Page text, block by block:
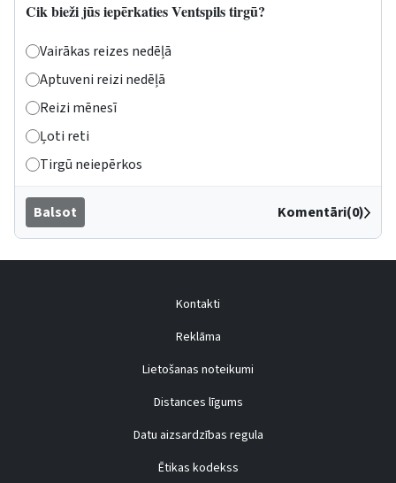
Cik bieži jūs iepērkaties Ventspils tirgū?
Vairākas reizes nedēļā
Aptuveni reizi nedēļā
Reizi mēnesī
Ļoti reti
Tirgū neiepērkos
Balsot Komentāri(0)
Kontakti
Reklāma
Lietošanas noteikumi
Distances līgums
Datu aizsardzības regula
Ētikas kodekss